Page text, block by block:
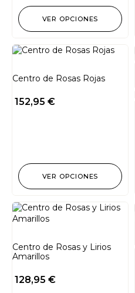
VER OPCIONES
Centro de Rosas Rojas
152,95 €
VER OPCIONES
Centro de Rosas y Lirios
Amarillos
128,95 €